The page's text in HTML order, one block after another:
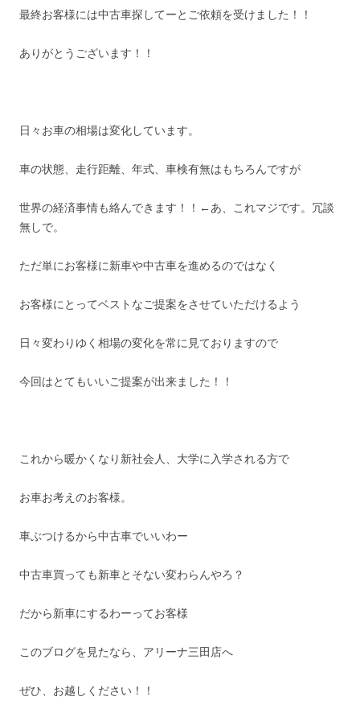
最終お客様には中古車探してーとご依頼を受けました！！
ありがとうございます！！
日々お車の相場は変化しています。
車の状態、走行距離、年式、車検有無はもちろんですが
世界の経済事情も絡んできます！！←あ、これマジです。冗談
無しで。
ただ単にお客様に新車や中古車を進めるのではなく
お客様にとってベストなご提案をさせていただけるよう
日々変わりゆく相場の変化を常に見ておりますので
今回はとてもいいご提案が出来ました！！
これから暖かくなり新社会人、大学に入学される方で
お車お考えのお客様。
車ぶつけるから中古車でいいわー
中古車買っても新車とそない変わらんやろ？
だから新車にするわーってお客様
このブログを見たなら、アリーナ三田店へ
ぜひ、お越しください！！